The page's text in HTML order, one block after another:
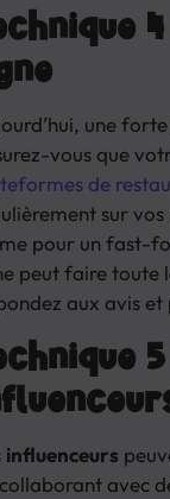
une forte
vous que
de
sur
pour un fast-
peut faire toute
aux avis
influenceurs
avec